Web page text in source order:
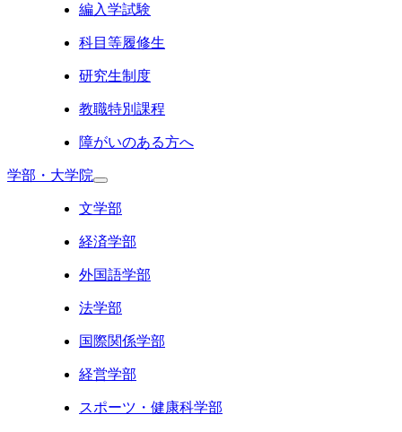
編入学試験
科目等履修生
研究生制度
教職特別課程
障がいのある方へ
学部・大学院
文学部
経済学部
外国語学部
法学部
国際関係学部
経営学部
スポーツ・健康科学部